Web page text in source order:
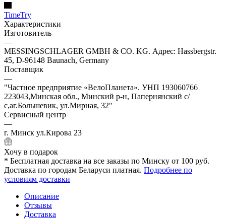
TimeTry
Характеристики
Изготовитель
—
MESSINGSCHLAGER GMBH & CO. KG. Адрес: Hassbergstr.
45, D-96148 Baunach, Germany
Поставщик
—
"Частное предприятие «ВелоПланета». УНП 193060766
223043,Минская обл., Минский р-н, Папернянский с/
с,аг.Большевик, ул.Мирная, 32"
Сервисный центр
—
г. Минск ул.Кирова 23
Хочу в подарок
* Бесплатная доставка на все заказы по Минску от 100 руб.
Доставка по городам Беларуси платная. Подробнее по
условиям доставки
Описание
Отзывы
Доставка